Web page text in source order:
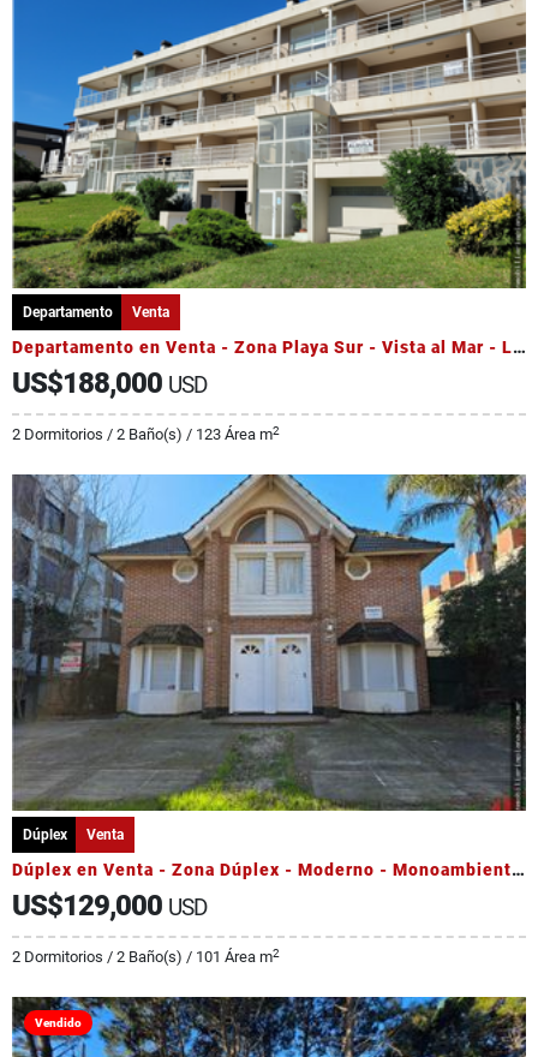
Departamento Venta
Departamento en Venta - Zona Playa Sur - Vista al Mar - Luminoso
US$188,000 USD
2 Dormitorios / 2 Baño(s) / 123 Área m2
Dúplex Venta
Dúplex en Venta - Zona Dúplex - Moderno - Monoambiente Adicional
US$129,000 USD
2 Dormitorios / 2 Baño(s) / 101 Área m2
Vendido